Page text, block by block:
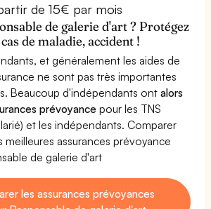
de 15€ par mois
de galerie d'art ? Protégez
de maladie, accident !
et généralement les aides de
ne sont pas très importantes
Beaucoup d'indépendants ontalors
prévoyance pour les TNS
et les indépendants. Comparer
meilleures assurances prévoyance
de galerie d'art
les assurances prévoyances